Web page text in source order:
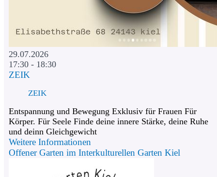
29.07.2026
17:30 - 18:30
ZEIK
ZEIK
Entspannung und Bewegung Exklusiv für Frauen Für
Körper. Für Seele Finde deine innere Stärke, deine Ruhe
und deinn Gleichgewicht
Weitere Informationen
Offener Garten im Interkulturellen Garten Kiel